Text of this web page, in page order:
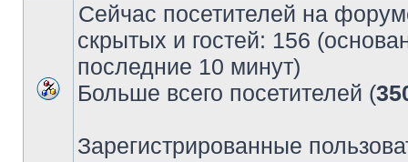
Сейчас посетителей на
скрытых и гостей: 156
последние 10 минут)
Больше всего посетителей (
Зарегистрированные